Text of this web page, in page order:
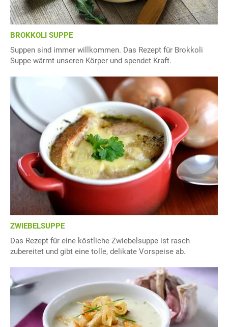
BROKKOLI SUPPE
Suppen sind immer willkommen. Das Rezept für Brokkoli
Suppe wärmt unseren Körper und spendet Kraft.
ZWIEBELSUPPE
Das Rezept für eine köstliche Zwiebelsuppe ist rasch
zubereitet und gibt eine tolle, delikate Vorspeise ab.